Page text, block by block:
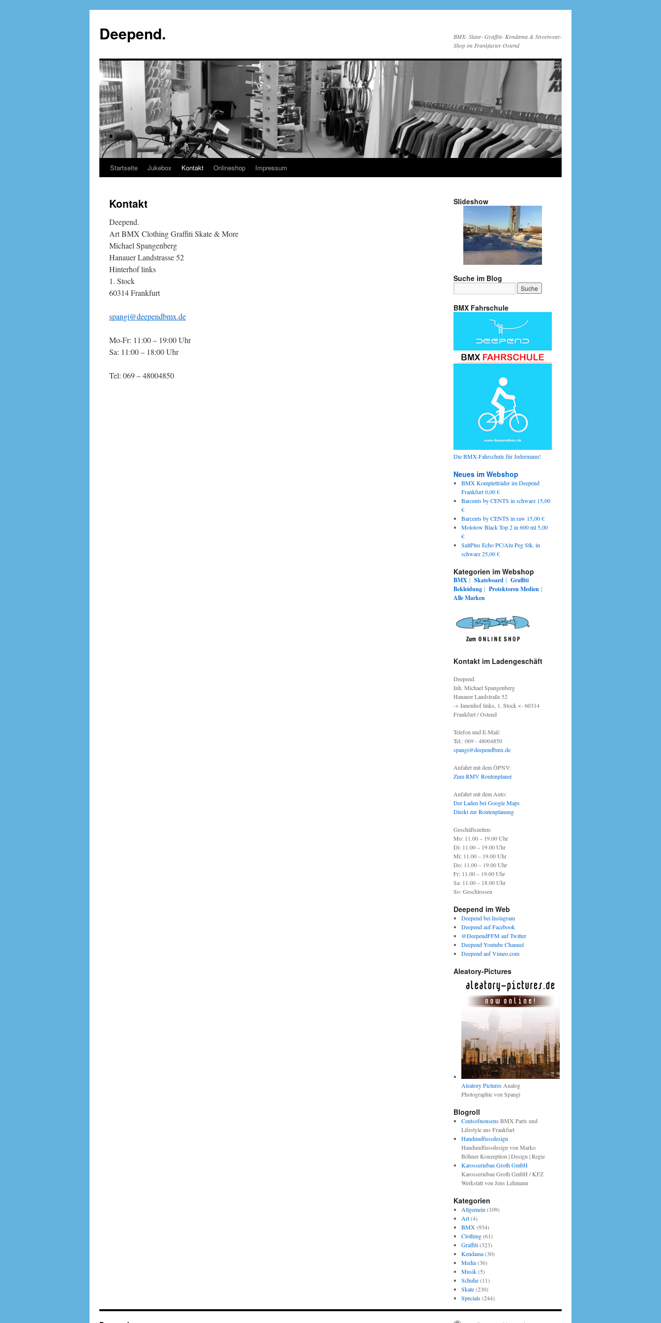
Deepend.
BMX- Skate- Graffiti- Kendama & Streetwear-
Shop im Frankfurter Ostend
Startseite Jukebox Kontakt Onlineshop Impressum
Kontakt
Deepend.
Art BMX Clothing Graffiti Skate & More
Michael Spangenberg
Hanauer Landstrasse 52
Hinterhof links
1. Stock
60314 Frankfurt
spangi@deependbmx.de
Mo-Fr: 11:00 – 19:00 Uhr
Sa: 11:00 – 18:00 Uhr
Tel: 069 – 48004850
Slideshow
Suche im Blog
BMX Fahrschule
Die BMX-Fahrschule für Jedermann!
Neues im Webshop
BMX Kompletträder im Deepend
Frankfurt 0,00 €
Barcents by CENTS in schwarz 15,00
€
Barcents by CENTS in raw 15,00 €
Molotow Black Top 2 in 600 ml 5,00
€
SaltPlus Echo PC/Alu Peg Stk. in
schwarz 25,00 €
Kategorien im Webshop
BMX | Skateboard | Graffiti
Bekleidung | ProtektorenMedien |
Alle Marken
Kontakt im Ladengeschäft
Deepend.
Inh. Michael Spangenberg
Hanauer Landstraße 52
-> Innenhof links, 1. Stock <- 60314
Frankfurt / Ostend
Telefon und E-Mail:
Tel.: 069 - 48004850
spangi@deependbmx.de
Anfahrt mit dem ÖPNV:
Zum RMV Routenplaner
Anfahrt mit dem Auto:
Der Laden bei Google Maps
Direkt zur Routenplanung
Geschäftszeiten:
Mo: 11.00 – 19.00 Uhr
Di: 11.00 – 19.00 Uhr
Mi: 11.00 – 19.00 Uhr
Do: 11.00 – 19.00 Uhr
Fr: 11.00 – 19.00 Uhr
Sa: 11.00 – 18.00 Uhr
So: Geschlossen
Deepend im Web
Deepend bei Instagram
Deepend auf Facebook
@DeependFFM auf Twitter
Deepend Youtube Channel
Deepend auf Vimeo.com
Aleatory-Pictures
Aleatory PicturesAnalog
Photographie von Spangi
Blogroll
CentsofnonsensBMX Parts und
Lifestyle aus Frankfurt
Handundfussdesign
Handundfussdesign von Marko
Böhner Konzeption | Design | Regie
Karosseriebau Groth GmbH
Karosseriebau Groth GmbH / KFZ
Werkstatt von Jens Lehmann
Kategorien
Allgemein (109)
Art(4)
BMX(934)
Clothing(61)
Graffiti(323)
Kendama(30)
Media(36)
Musik(5)
Schuhe(11)
Skate(230)
Specials(244)